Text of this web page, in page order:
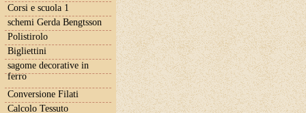
Corsi e scuola 1
schemi Gerda Bengtsson
Polistirolo
Bigliettini
sagome decorative in
ferro
Conversione Filati
Calcolo Tessuto